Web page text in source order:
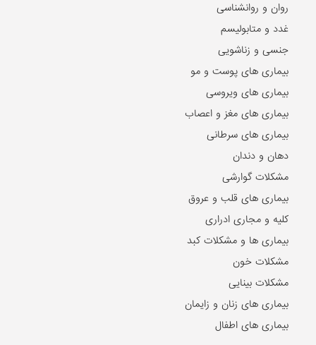
روان و روانشناسی
غدد و متابولیسم
جنسی و زناشویی
بیماری های پوست و مو
بیماری های ویروسی
بیماری های مغز و اعصاب
بیماری های سرطانی
دهان و دندان
مشکلات گوارشی
بیماری های قلب و عروق
کلیه و مجاری ادراری
بیماری ها و مشکلات کبد
مشکلات خون
مشکلات بینایی
بیماری های زنان و زایمان
بیماری های اطفال